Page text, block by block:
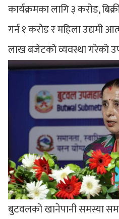
कार्यक्रमका लागि ३ करोड,
गर्न १ करोड र महिला उद्यमी
लाख बजेटको व्यवस्था गरेको
बुटवलको खानेपानी समस्या